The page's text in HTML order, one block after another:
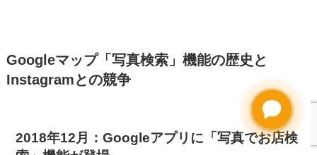
Googleマップ「写真検索」機能の歴史と
Instagramとの競争
2018年12月：Googleアプリに「写真でお店検